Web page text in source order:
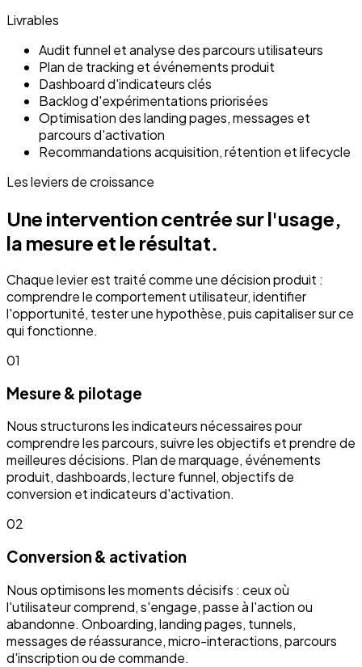
Livrables
Audit funnel et analyse des parcours utilisateurs
Plan de tracking et événements produit
Dashboard d'indicateurs clés
Backlog d'expérimentations priorisées
Optimisation des landing pages, messages et
parcours d'activation
Recommandations acquisition, rétention et lifecycle
Les leviers de croissance
Une intervention centrée sur l'usage,
la mesure et le résultat.
Chaque levier est traité comme une décision produit :
comprendre le comportement utilisateur, identifier
l'opportunité, tester une hypothèse, puis capitaliser sur ce
qui fonctionne.
01
Mesure & pilotage
Nous structurons les indicateurs nécessaires pour
comprendre les parcours, suivre les objectifs et prendre de
meilleures décisions. Plan de marquage, événements
produit, dashboards, lecture funnel, objectifs de
conversion et indicateurs d'activation.
02
Conversion & activation
Nous optimisons les moments décisifs : ceux où
l'utilisateur comprend, s'engage, passe à l'action ou
abandonne. Onboarding, landing pages, tunnels,
messages de réassurance, micro-interactions, parcours
d'inscription ou de commande.